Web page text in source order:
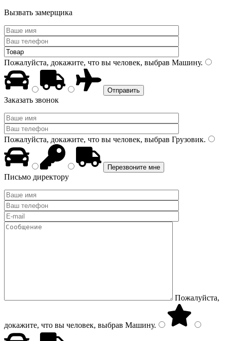
Вызвать замерщика
Пожалуйста, докажите, что вы человек, выбрав Машину.
Заказать звонок
Пожалуйста, докажите, что вы человек, выбрав Грузовик.
Письмо директору
Пожалуйста,
докажите, что вы человек, выбрав Машину.